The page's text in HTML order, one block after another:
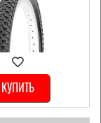
КУПИТЬ